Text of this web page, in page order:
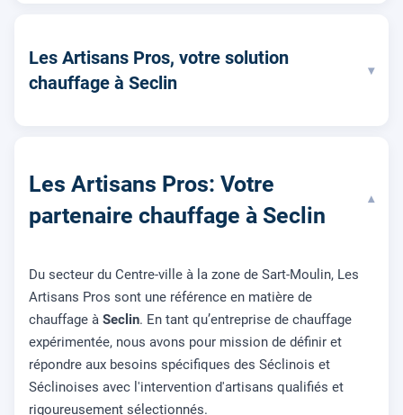
Les Artisans Pros, votre solution
chauffage à Seclin
▾
Les Artisans Pros: Votre
partenaire chauffage à Seclin
▾
Du secteur du Centre-ville à la zone de Sart-Moulin, Les
Artisans Pros sont une référence en matière de
chauffage à Seclin. En tant qu’entreprise de chauffage
expérimentée, nous avons pour mission de définir et
répondre aux besoins spécifiques des Séclinois et
Séclinoises avec l'intervention d'artisans qualifiés et
rigoureusement sélectionnés.